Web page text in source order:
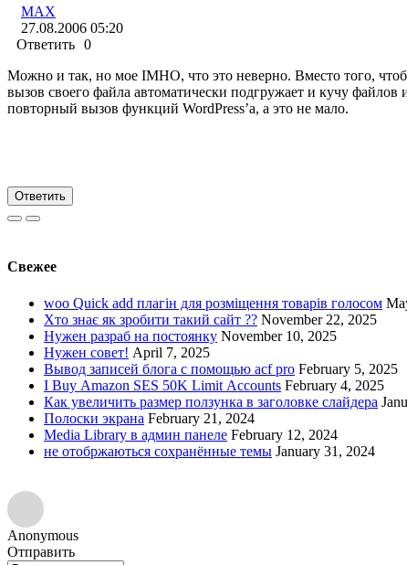
MAX
27.08.2006 05:20
Ответить 0
Можно и так, но мое IMHO, что это неверно. Вместо того,
вызов своего файла автоматически подгружает и кучу
повторный вызов функций WordPress’а, а это не мало.
Ответить
Свежее
woo Quick add плагін для розміщення товарів голосом
Хто знає як зробити такий сайт ?? November 22, 2025
Нужен разраб на постоянку November 10, 2025
Нужен совет! April 7, 2025
Вывод записей блога с помощью acf pro February 5, 2025
I Buy Amazon SES 50K Limit Accounts February 4, 2025
Как увеличить размер ползунка в заголовке слайдера
Полоски экрана February 21, 2024
Media Library в админ панеле February 12, 2024
не отобржаються сохранённые темы January 31, 2024
Anonymous
Отправить